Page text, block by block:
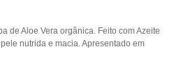
de Aloe Vera orgânica. Feito com Azeite
nutrida e macia. Apresentado em